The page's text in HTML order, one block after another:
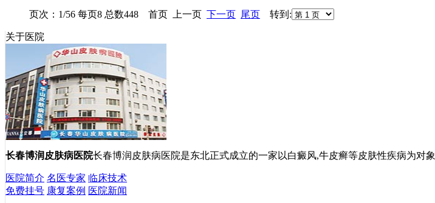
页次：1/56 每页8 总数448 首页 上一页 下一页 尾页 转到:
关于医院
长春博润皮肤病医院长春博润皮肤病医院是东北正式成立的一家以白癜风,牛皮癣等皮肤性疾病为对
医院简介 名医专家 临床技术
免费挂号 康复案例 医院新闻